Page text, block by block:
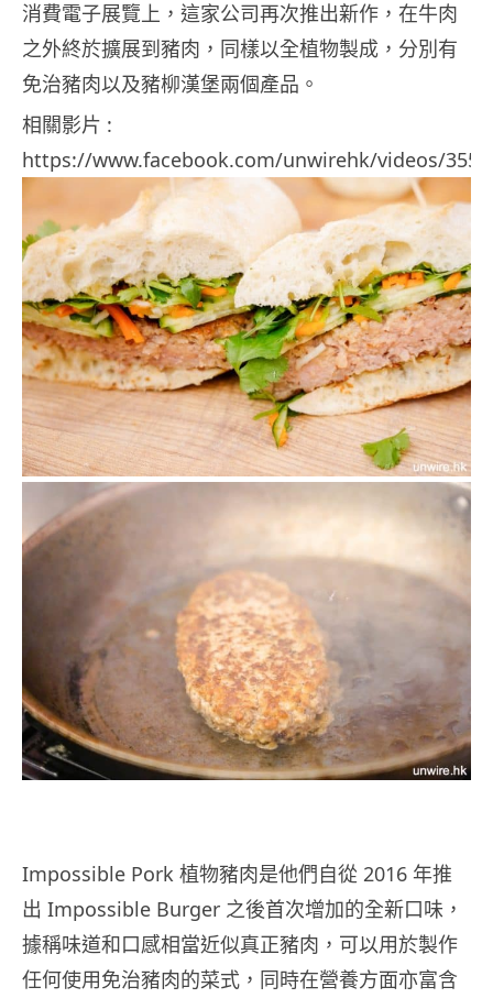
消費電子展覽上，這家公司再次推出新作，在牛肉
之外終於擴展到豬肉，同樣以全植物製成，分別有
免治豬肉以及豬柳漢堡兩個產品。
相關影片 :
https://www.facebook.com/unwirehk/videos/
Impossible Pork 植物豬肉是他們自從 2016 年推
出 Impossible Burger 之後首次增加的全新口味，
據稱味道和口感相當近似真正豬肉，可以用於製作
任何使用免治豬肉的菜式，同時在營養方面亦富含